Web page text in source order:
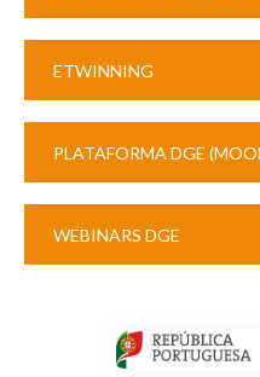
ETWINNING
PLATAFORMA DGE
WEBINARS DGE